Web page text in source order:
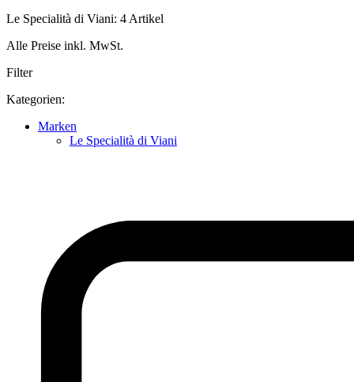
Le Specialità di Viani: 4 Artikel
Alle Preise inkl. MwSt.
Filter
Kategorien:
Marken
Le Specialità di Viani